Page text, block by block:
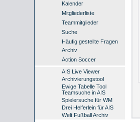
Kalender
Mitgliederliste
Teammitglieder
Suche
Häufig gestellte Fragen
Archiv
Action Soccer
AIS Live Viewer
Archivierungstool
Ewige Tabelle Tool
Teamsuche in AIS
Spielersuche für WM
Drei Helferlein für AIS
Welt Fußball Archiv